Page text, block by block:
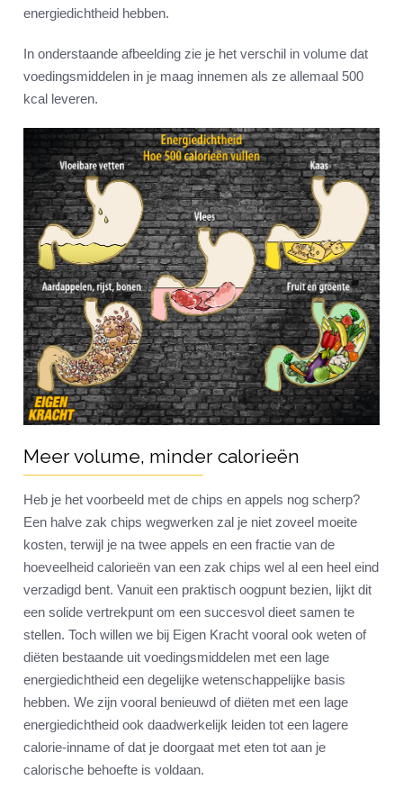
energiedichtheid hebben.
In onderstaande afbeelding zie je het verschil in volume dat
voedingsmiddelen in je maag innemen als ze allemaal 500
kcal leveren.
Meer volume, minder calorieën
Heb je het voorbeeld met de chips en appels nog scherp?
Een halve zak chips wegwerken zal je niet zoveel moeite
kosten, terwijl je na twee appels en een fractie van de
hoeveelheid calorieën van een zak chips wel al een heel eind
verzadigd bent. Vanuit een praktisch oogpunt bezien, lijkt dit
een solide vertrekpunt om een succesvol dieet samen te
stellen. Toch willen we bij Eigen Kracht vooral ook weten of
diëten bestaande uit voedingsmiddelen met een lage
energiedichtheid een degelijke wetenschappelijke basis
hebben. We zijn vooral benieuwd of diëten met een lage
energiedichtheid ook daadwerkelijk leiden tot een lagere
calorie-inname of dat je doorgaat met eten tot aan je
calorische behoefte is voldaan.